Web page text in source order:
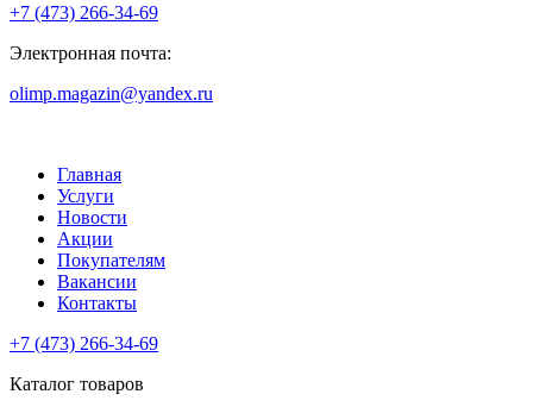
+7 (473) 266-34-69
Электронная почта:
olimp.magazin@yandex.ru
Главная
Услуги
Новости
Акции
Покупателям
Вакансии
Контакты
+7 (473) 266-34-69
Каталог товаров